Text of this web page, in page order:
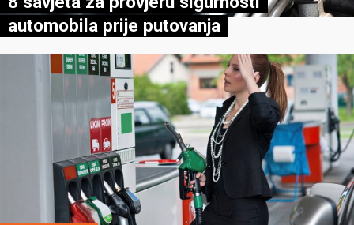
automobila prije putovanja